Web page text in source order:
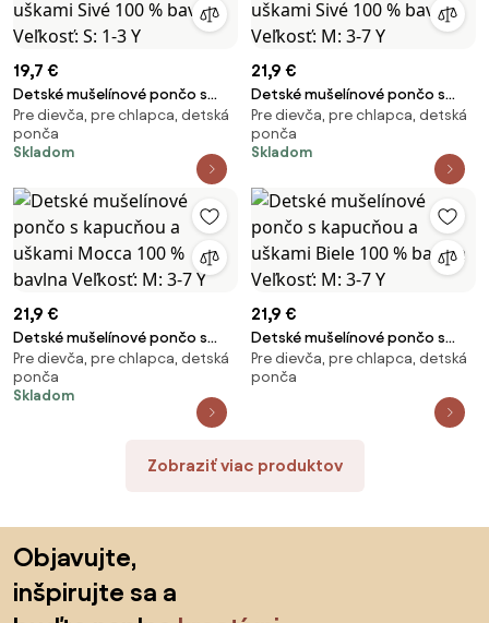
19,7 €
Detské mušelínové pončo s
kapucňou a uškami Sivé 100 %
Pre dievča, pre chlapca, detská
ponča
Skladom
21,9 €
Detské mušelínové pončo s
kapucňou a uškami Sivé 100 %
bavlna Veľkosť: M: 3-7 Y
Pre dievča, pre chlapca, detská
ponča
Skladom
21,9 €
Detské mušelínové pončo s
kapucňou a uškami Mocca 100
% bavlna Veľkosť: M: 3-7 Y
Pre dievča, pre chlapca, detská
ponča
Skladom
21,9 €
Detské mušelínové pončo s
kapucňou a uškami Biele 100 %
bavlna Veľkosť: M: 3-7 Y
Pre dievča, pre chlapca, detská
ponča
Zobraziť viac produktov
Objavujte,
inšpirujte sa a